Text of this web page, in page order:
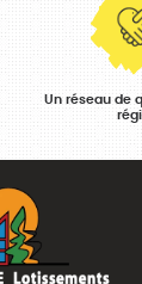
Un réseau de